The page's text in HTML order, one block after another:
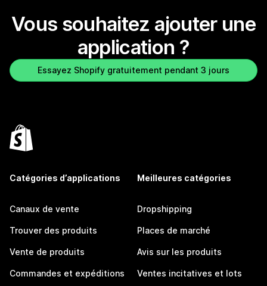
Vous souhaitez ajouter une
application ?
Essayez Shopify gratuitement pendant 3 jours
Catégories d’applications
Canaux de vente
Trouver des produits
Vente de produits
Commandes et expéditions
Meilleures catégories
Dropshipping
Places de marché
Avis sur les produits
Ventes incitatives et lots